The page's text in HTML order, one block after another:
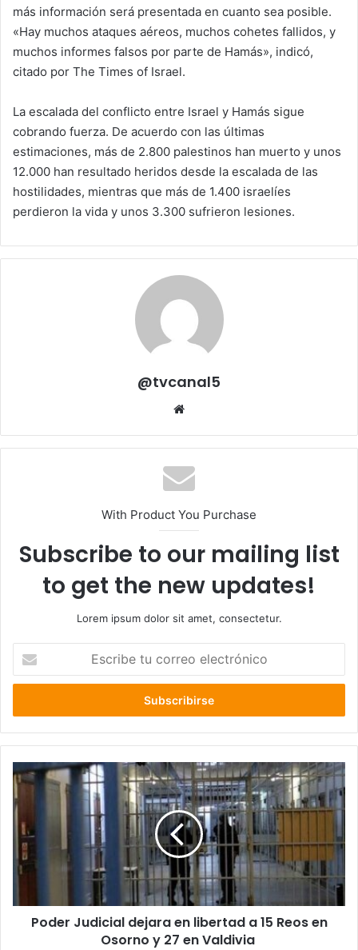
más información será presentada en cuanto sea posible.
«Hay muchos ataques aéreos, muchos cohetes fallidos, y
muchos informes falsos por parte de Hamás», indicó,
citado por The Times of Israel.
La escalada del conflicto entre Israel y Hamás sigue
cobrando fuerza. De acuerdo con las últimas
estimaciones, más de 2.800 palestinos han muerto y unos
12.000 han resultado heridos desde la escalada de las
hostilidades, mientras que más de 1.400 israelíes
perdieron la vida y unos 3.300 sufrieron lesiones.
@tvcanal5
With Product You Purchase
Subscribe to our mailing list
to get the new updates!
Lorem ipsum dolor sit amet, consectetur.
correo
Poder
Judicial
dejara
en
libertad
15
en
OsornoPoder Judicial dejara en libertad a 15 Reos en
Osorno y 27 en Valdivia